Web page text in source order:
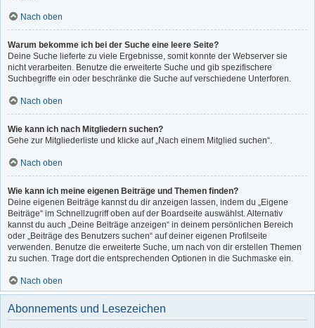
Nach oben
Warum bekomme ich bei der Suche eine leere Seite?
Deine Suche lieferte zu viele Ergebnisse, somit konnte der Webserver sie
nicht verarbeiten. Benutze die erweiterte Suche und gib spezifischere
Suchbegriffe ein oder beschränke die Suche auf verschiedene Unterforen.
Nach oben
Wie kann ich nach Mitgliedern suchen?
Gehe zur Mitgliederliste und klicke auf „Nach einem Mitglied suchen“.
Nach oben
Wie kann ich meine eigenen Beiträge und Themen finden?
Deine eigenen Beiträge kannst du dir anzeigen lassen, indem du „Eigene
Beiträge“ im Schnellzugriff oben auf der Boardseite auswählst. Alternativ
kannst du auch „Deine Beiträge anzeigen“ in deinem persönlichen Bereich
oder „Beiträge des Benutzers suchen“ auf deiner eigenen Profilseite
verwenden. Benutze die erweiterte Suche, um nach von dir erstellen Themen
zu suchen. Trage dort die entsprechenden Optionen in die Suchmaske ein.
Nach oben
Abonnements und Lesezeichen